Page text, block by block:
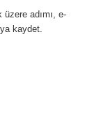
üzere adımı, e-
kaydet.